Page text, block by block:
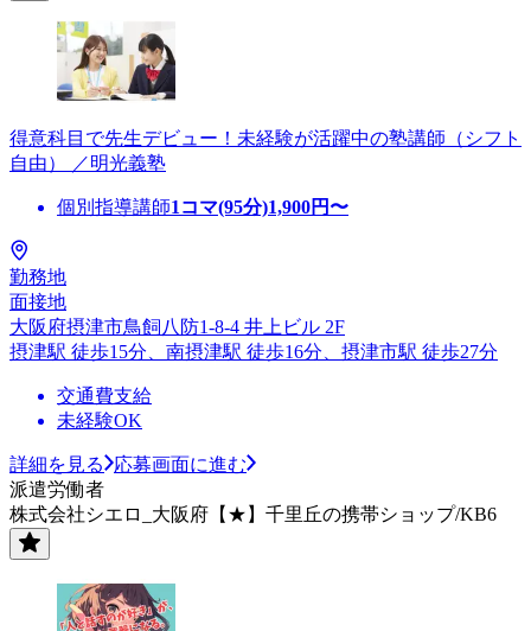
得意科目で先生デビュー！未経験が活躍中の塾講師（シフト
自由） ／明光義塾
個別指導講師1コマ(95分)1,900円〜
勤務地
面接地
大阪府摂津市鳥飼八防1-8-4 井上ビル 2F
摂津駅 徒歩15分、南摂津駅 徒歩16分、摂津市駅 徒歩27分
交通費支給
未経験OK
詳細を見る
応募画面に進む
派遣労働者
株式会社シエロ_大阪府【★】千里丘の携帯ショップ/KB6